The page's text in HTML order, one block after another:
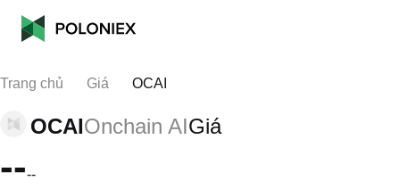
Trang chủ Giá OCAI
OCAIOnchain AIGiá
----